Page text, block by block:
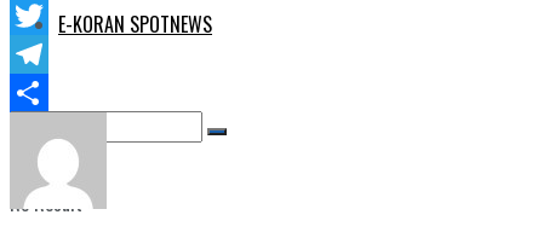
E-KORAN SPOTNEWS
No Result
Facebook
Twitter
Telegram
Share